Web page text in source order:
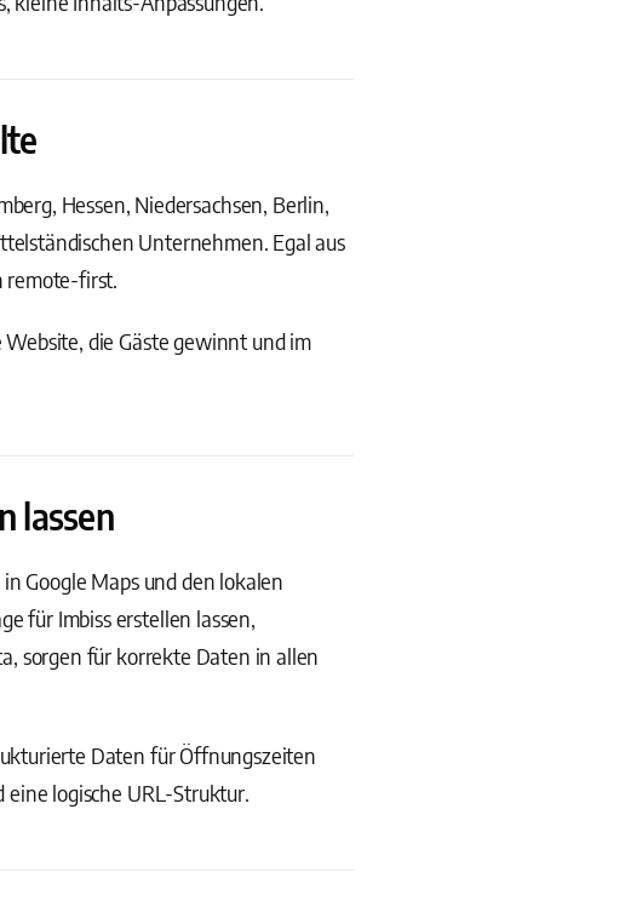
Hessen, Niedersachsen, Berlin,
Unternehmen. Egal aus
remote-first.
die Gäste gewinnt und im
lassen
Google Maps und den lokalen
für Imbiss erstellen lassen,
sorgen für korrekte Daten in allen
Daten für Öffnungszeiten
logische URL-Struktur.